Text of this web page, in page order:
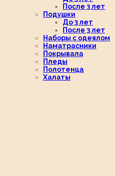
После 3 лет
Подушки
До 3 лет
После 3 лет
Наборы с одеялом
Наматрасники
Покрывала
Пледы
Полотенца
Халаты